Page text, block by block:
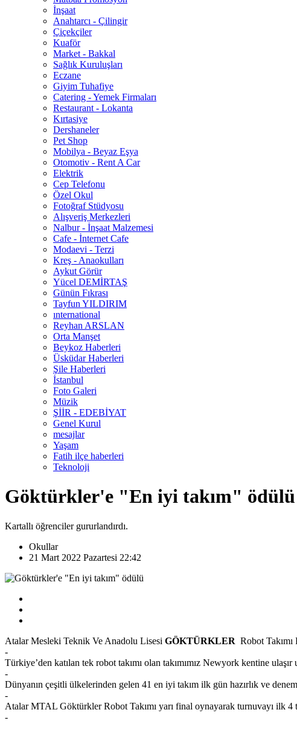
İnşaat
Anahtarcı - Çilingir
Çiçekçiler
Kuaför
Market - Bakkal
Sağlık Kuruluşları
Eczane
Giyim Tuhafiye
Catering - Yemek Firmaları
Restaurant - Lokanta
Kırtasiye
Dershaneler
Pet Shop
Mobilya - Beyaz Eşya
Otomotiv - Rent A Car
Elektrik
Cep Telefonu
Özel Okul
Fotoğraf Stüdyosu
Alışveriş Merkezleri
Nalbur - İnşaat Malzemesi
Cafe - İnternet Cafe
Modaevi - Terzi
Kreş - Anaokulları
Aykut Görür
Yücel DEMİRTAŞ
Günün Fıkrası
Tayfun YILDIRIM
ınternational
Reyhan ARSLAN
Orta Manşet
Beykoz Haberleri
Üsküdar Haberleri
Şile Haberleri
İstanbul
Foto Galeri
Müzik
ŞİİR - EDEBİYAT
Genel Kurul
mesajlar
Yaşam
Fatih ilçe haberleri
Teknoloji
Göktürkler'e "En iyi takım" ödülü
Kartallı öğrenciler gururlandırdı.
Okullar
21 Mart 2022 Pazartesi 22:42
Atalar Mesleki Teknik Ve Anadolu Lisesi GÖKTÜRKLER Robot
-
Türkiye’den katılan tek robot takımı olan takımımız Newyork kentine
-
Dünyanın çeşitli ülkelerinden gelen 41 en iyi takım ilk gün hazırlık ve
-
Atalar MTAL Göktürkler Robot Takımı yarı final oynayarak turnuvayı ilk
-